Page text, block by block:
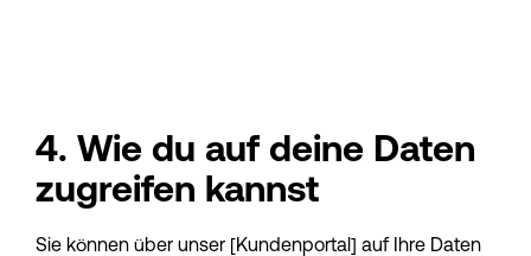
4. Wie du auf deine Daten
zugreifen kannst
Sie können über unser [Kundenportal] auf Ihre Daten